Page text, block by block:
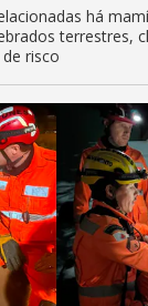
há
terrestres,
risco